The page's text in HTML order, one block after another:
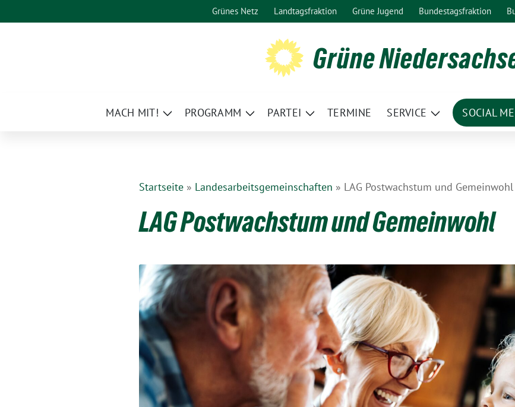
zum
Grünes Netz Landtagsfraktion Grüne Jugend Bundestagsfraktion
Grüne
MACH MIT!
Zeige
PROGRAMM
Zeige
PARTEI
Zeige
TERMINE SERVICE
Zeige
SOCIAL
Startseite » Landesarbeitsgemeinschaften » LAG Postwachstum und Gemeinwohl
LAG Postwachstum und Gemeinwohl